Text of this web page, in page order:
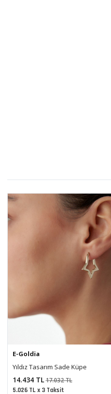
E-Goldia
Mini Boy Sade Halka Küpe (1,2x1,2
11.360 TL13.405 TL
3.956 TL x 3 Taksit